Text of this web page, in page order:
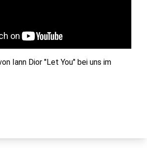
Iann Dior "Let You" bei uns im